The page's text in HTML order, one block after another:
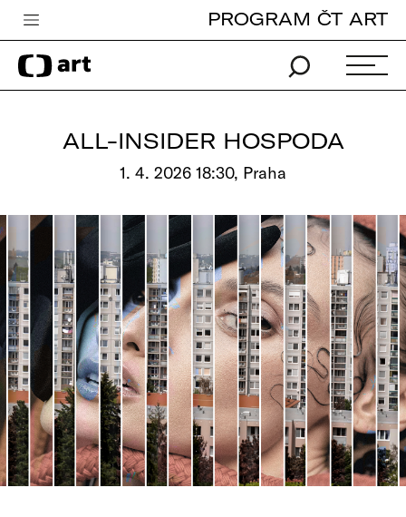
Česká televize
Zpravodajství
Pro děti
edu
Vše o ČT
PROGRAM ČT ART
ALL-INSIDER HOSPODA
1. 4. 2026 18:30, Praha